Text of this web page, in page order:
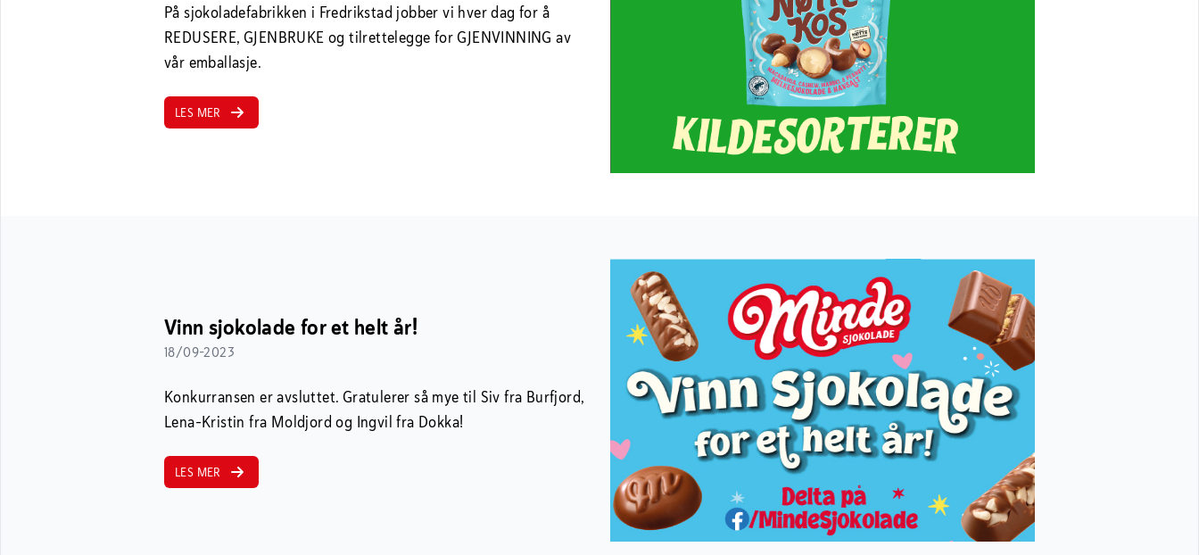
På sjokoladefabrikken i Fredrikstad jobber vi hver dag for å
REDUSERE, GJENBRUKE og tilrettelegge for GJENVINNING av
vår emballasje.
LES MER
Vinn sjokolade for et helt år!
18/09-2023
Konkurransen er avsluttet. Gratulerer så mye til Siv fra Burfjord,
Lena-Kristin fra Moldjord og Ingvil fra Dokka!
LES MER